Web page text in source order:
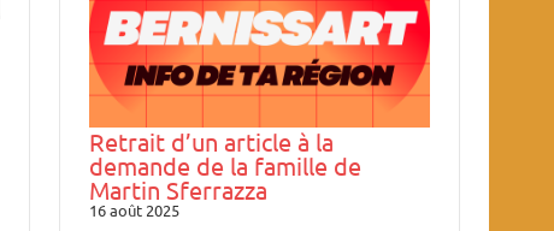
Retrait d’un article à la
demande de la famille de
Martin Sferrazza
16 août 2025